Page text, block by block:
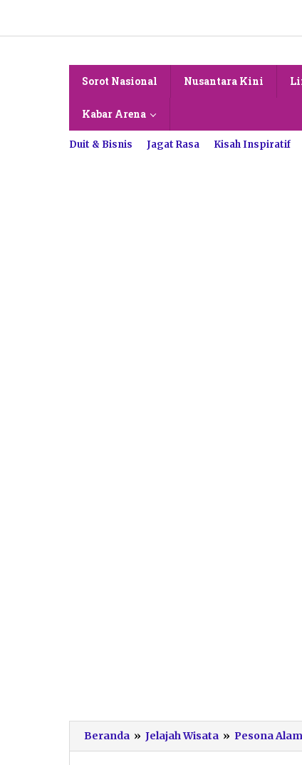
konten
Sorot Nasional Nusantara Kini
Kabar Arena
Duit & Bisnis Jagat Rasa Kisah Inspiratif
Beranda » Jelajah Wisata » Pesona Alam